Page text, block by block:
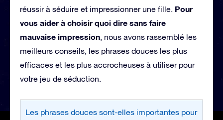
réussir à séduire et impressionner une fille. Pour
vous aider à choisir quoi dire sans faire
mauvaise impression, nous avons rassemblé les
meilleurs conseils, les phrases douces les plus
efficaces et les plus accrocheuses à utiliser pour
votre jeu de séduction.
Les phrases douces sont-elles importantes pour